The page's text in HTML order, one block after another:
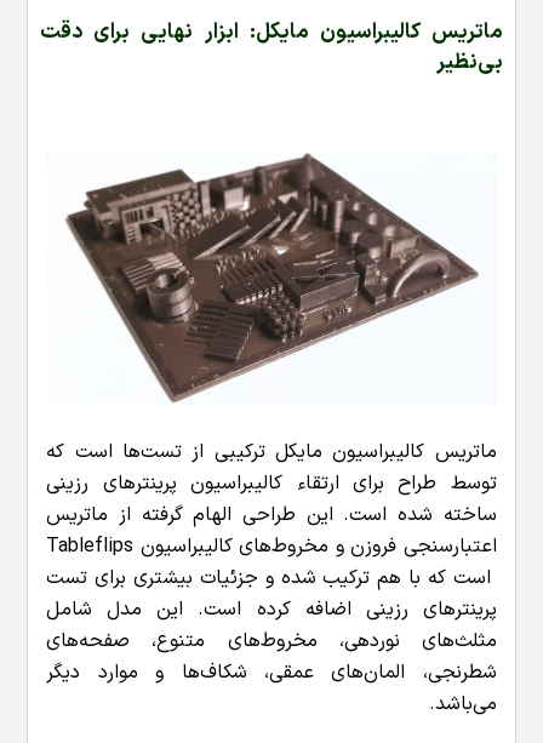
ماتریس کالیبراسیون مایکل: ابزار نهایی برای دقت
بی‌نظیر
ماتریس کالیبراسیون مایکل ترکیبی از تست‌ها است که
توسط طراح برای ارتقاء کالیبراسیون پرینترهای رزینی
ساخته شده است. این طراحی الهام گرفته از ماتریس
اعتبارسنجی فروزن و مخروط‌های کالیبراسیون Tableflips
است که با هم ترکیب شده و جزئیات بیشتری برای تست
پرینترهای رزینی اضافه کرده است. این مدل شامل
مثلث‌های نوردهی، مخروط‌های متنوع، صفحه‌های
شطرنجی، المان‌های عمقی، شکاف‌ها و موارد دیگر
می‌باشد.